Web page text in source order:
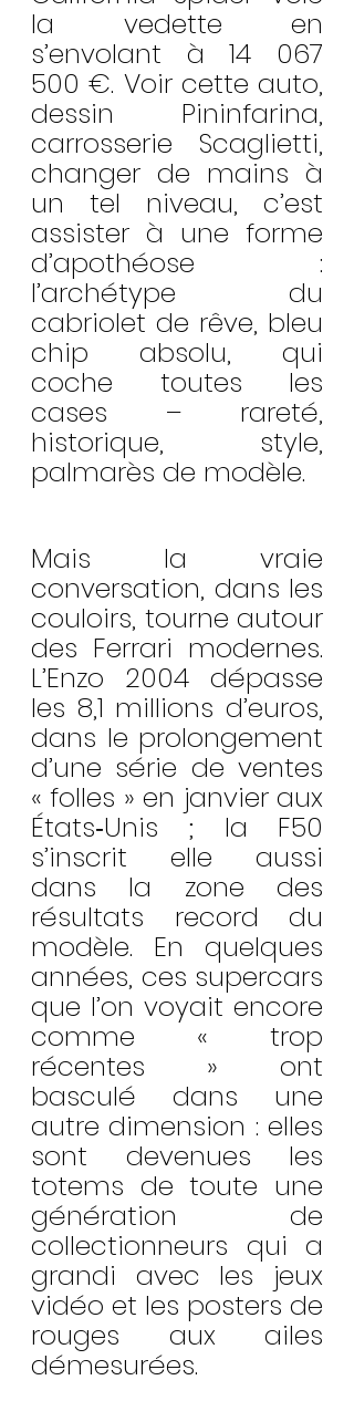
la vedette en
s’envolant à 14 067
500 €. Voir cette auto,
dessin Pininfarina,
carrosserie Scaglietti,
changer de mains à
un tel niveau, c’est
assister à une forme
d’apothéose :
l’archétype du
cabriolet de rêve, bleu
chip absolu, qui
coche toutes les
cases – rareté,
historique, style,
palmarès de modèle.
Mais la vraie
conversation, dans les
couloirs, tourne autour
des Ferrari modernes.
L’Enzo 2004 dépasse
les 8,1 millions d’euros,
dans le prolongement
d’une série de ventes
« folles » en janvier aux
États‑Unis ; la F50
s’inscrit elle aussi
dans la zone des
résultats record du
modèle. En quelques
années, ces supercars
que l’on voyait encore
comme « trop
récentes » ont
basculé dans une
autre dimension : elles
sont devenues les
totems de toute une
génération de
collectionneurs qui a
grandi avec les jeux
vidéo et les posters de
rouges aux ailes
démesurées.